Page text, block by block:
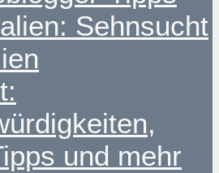
Sehnsucht
und mehr